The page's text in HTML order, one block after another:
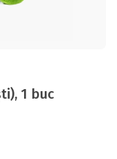
1 buc